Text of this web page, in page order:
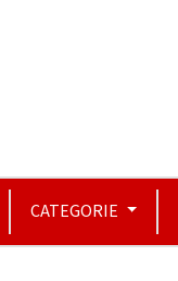
CATEGORIE